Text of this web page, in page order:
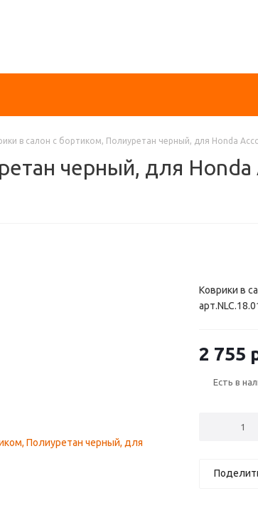
в салон с бортиком, Полиуретан черный, для Honda
черный, для
Коврики в
2 755
Есть в